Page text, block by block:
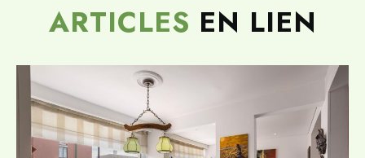
ARTICLES EN LIEN